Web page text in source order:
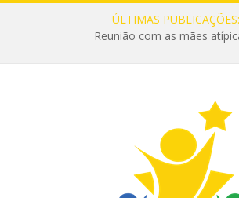
ÚLTIMAS PUBLICAÇÕES:
Reunião com as mães